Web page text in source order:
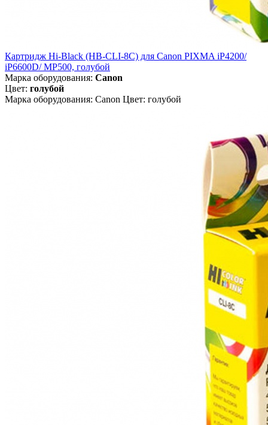
Картридж Hi-Black (HB-CLI-8C) для Canon PIXMA iP4200/
iP6600D/ MP500, голубой
Марка оборудования: Canon
Цвет: голубой
Марка оборудования: Canon Цвет: голубой